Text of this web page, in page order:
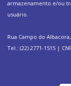
armazenamento e/ou
usuário.
Rua Campo do
Tel.: (22) 2771-1515 |